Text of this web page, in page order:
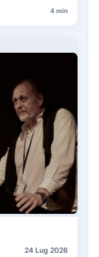
4 min
24 Lug 2026